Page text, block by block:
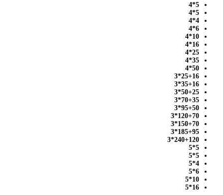
5*4
5*4
4*4
6*4
10*4
16*4
25*4
35*4
50*4
25+16*3
35+16*3
50+25*3
70+35*3
95+50*3
120+70*3
150+70*3
185+95*3
240+120*3
5*5
5*5
4*5
6*5
10*5
16*5